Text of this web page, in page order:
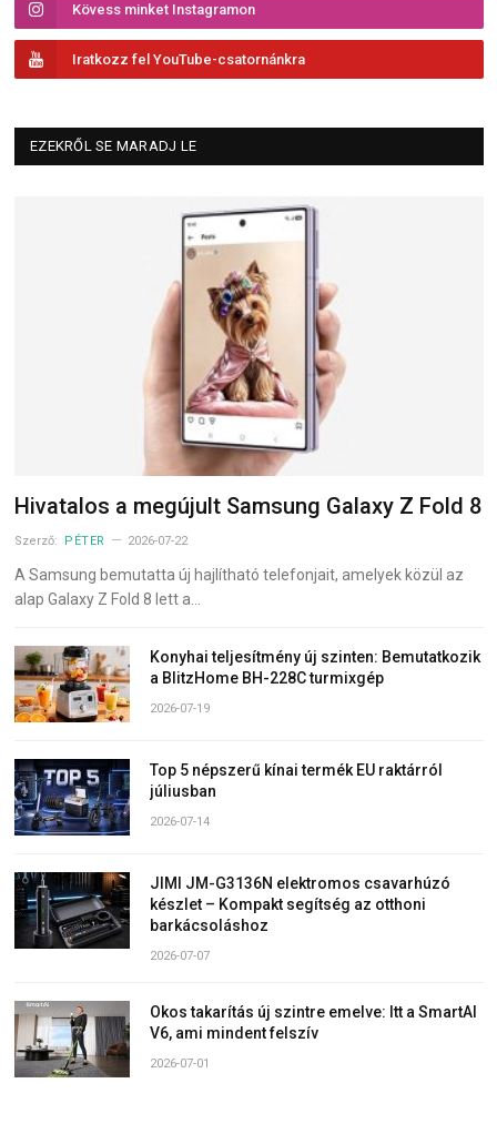
Kövess minket Instagramon
Iratkozz fel YouTube-csatornánkra
EZEKRŐL SE MARADJ LE
Hivatalos a megújult Samsung Galaxy Z Fold 8
Szerző: PÉTER 2026-07-22
A Samsung bemutatta új hajlítható telefonjait, amelyek közül az
alap Galaxy Z Fold 8 lett a…
Konyhai teljesítmény új szinten: Bemutatkozik
a BlitzHome BH-228C turmixgép
2026-07-19
Top 5 népszerű kínai termék EU raktárról
júliusban
2026-07-14
JIMI JM-G3136N elektromos csavarhúzó
készlet – Kompakt segítség az otthoni
barkácsoláshoz
2026-07-07
Okos takarítás új szintre emelve: Itt a SmartAI
V6, ami mindent felszív
2026-07-01